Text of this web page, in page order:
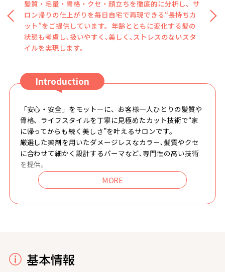
髪質・毛量・骨格・クセ・顔立ちを徹底的に分析し、サ
ロン帰りの仕上がりを毎日自宅で再現できる“長持ちカ
ット”をご提供しています。年齢とともに変化する髪の
状態も考慮し､扱いやすく､美しく､ストレスのないスタ
イルを実現します。
Introduction
「安心・安全」をモットーに、お客様一人ひとりの髪質や
骨格、ライフスタイルを丁寧に見極めたカット技術で“家
に帰ってからも続く美しさ”を叶えるサロンです。
厳選した薬剤を用いたダメージレスなカラー､髪質やクセ
に合わせて細かく設計するパーマなど､専門性の高い技術
を提供。
特に､頭皮への負担を抑えたカラーは､過去のアレルギー歴
や頭皮状態まで丁寧に確認しながら施術するため､幅広い
のサロンです。
基本情報